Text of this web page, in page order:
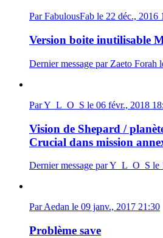
Par FabulousFab le 22 déc., 2016
Version boite inutilisable
Dernier message par Zaeto Forah
Par Y_L_O_S le 06 févr., 2018
Vision de Shepard /
Crucial dans mission
Dernier message par Y_L_O_S
Par Aedan le 09 janv., 2017 21:30
Problème save